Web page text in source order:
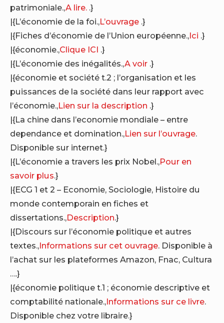
patrimoniale.,A lire. .}
|{L’économie de la foi.,L’ouvrage .}
|{Fiches d’économie de l’Union européenne.,Ici .}
|{économie.,Clique ICI .}
|{L’économie des inégalités.,A voir .}
|{économie et société t.2 ; l’organisation et les
puissances de la société dans leur rapport avec
l’économie.,Lien sur la description .}
|{La chine dans l’economie mondiale – entre
dependance et domination.,Lien sur l’ouvrage.
Disponible sur internet.}
|{L’économie a travers les prix Nobel.,Pour en
savoir plus.}
|{ECG 1 et 2 – Economie, Sociologie, Histoire du
monde contemporain en fiches et
dissertations.,Description.}
|{Discours sur l’économie politique et autres
textes.,Informations sur cet ouvrage. Disponible à
l’achat sur les plateformes Amazon, Fnac, Cultura
….}
|{économie politique t.1 ; économie descriptive et
comptabilité nationale.,Informations sur ce livre.
Disponible chez votre libraire.}